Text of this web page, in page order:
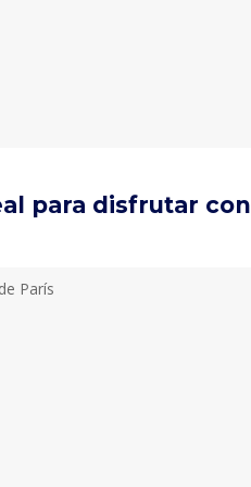
para disfrutar con